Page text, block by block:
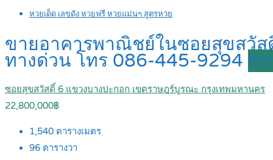
หวยเด็ด เลขดัง หวยฟรี หวยแม่นๆ สูตรหวย
ขายอาคารพาณิชย์ในซอยสุขสวัส
ทางด่วน โทร 086-445-9294 ข
ซอยสุขสวัสดิ์ 6 แขวงบางปะกอก เขตราษฎร์บูรณะ กรุงเทพมหานคร
22,800,000฿
1,540 ตารางเมตร
96 ตารางวา